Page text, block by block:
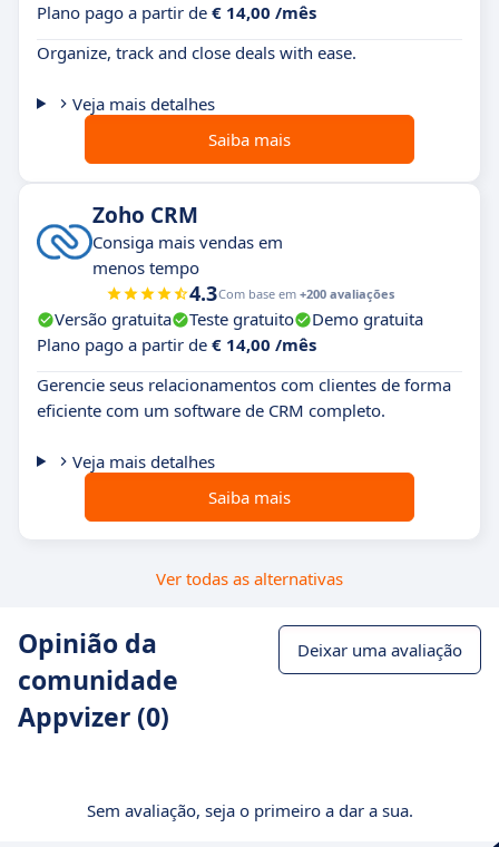
Plano pago a partir de € 14,00 /mês
Organize, track and close deals with ease.
Veja mais detalhes
Saiba mais
Zoho CRM
Consiga mais vendas em
menos tempo
4.3Com base em +200 avaliações
Versão gratuita Teste gratuito
Demo gratuita
Plano pago a partir de € 14,00 /mês
Gerencie seus relacionamentos com clientes de forma
eficiente com um software de CRM completo.
Veja mais detalhes
Saiba mais
Ver todas as alternativas
Opinião da
comunidade
Appvizer (0)
Deixar uma avaliação
Sem avaliação, seja o primeiro a dar a sua.